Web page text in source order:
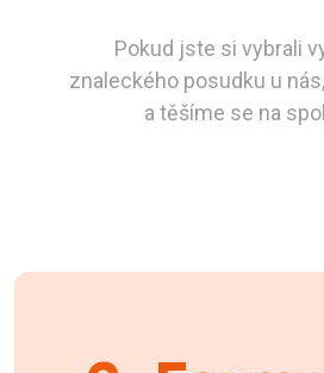
Pokud jste si vybrali
znaleckého posudku u
a těšíme se na